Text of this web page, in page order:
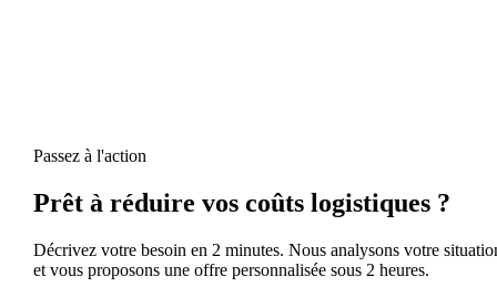
Passez à l'action
Prêt à réduire vos coûts logistiques ?
Décrivez votre besoin en 2 minutes. Nous analysons votre
et vous proposons une offre personnalisée sous 2 heures.